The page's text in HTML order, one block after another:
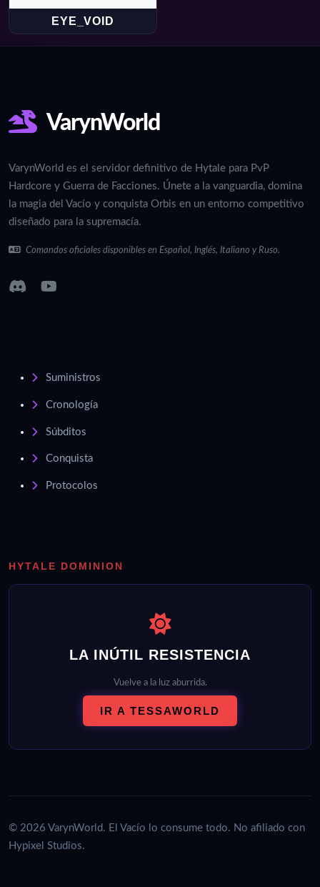
EYE_VOID
VarynWorld
VarynWorld es el servidor definitivo de Hytale para PvP
Hardcore y Guerra de Facciones. Únete a la vanguardia, domina
la magia del Vacío y conquista Orbis en un entorno competitivo
diseñado para la supremacía.
Comandos oficiales disponibles en Español, Inglés, Italiano y Ruso.
Suministros
Cronología
Súbditos
Conquista
Protocolos
HYTALE DOMINION
LA INÚTIL RESISTENCIA
Vuelve a la luz aburrida.
IR A TESSAWORLD
© 2026 VarynWorld. El Vacío lo consume todo. No afiliado con
Hypixel Studios.